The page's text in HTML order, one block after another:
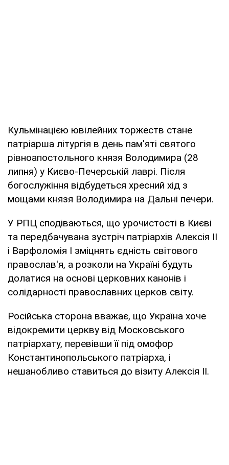
Кульмінацією ювілейних торжеств стане
патріарша літургія в день пам'яті святого
рівноапостольного князя Володимира (28
липня) у Києво-Печерській лаврі. Після
богослужіння відбудеться хресний хід з
мощами князя Володимира на Дальні печери.
У РПЦ сподіваються, що урочистості в Києві
та передбачувана зустріч патріархів Алексія II
і Варфоломія I зміцнять єдність світового
православ'я, а розколи на Україні будуть
долатися на основі церковних канонів і
солідарності православних церков світу.
Російська сторона вважає, що Україна хоче
відокремити церкву від Московського
патріархату, перевівши її під омофор
Константинопольського патріарха, і
нешанобливо ставиться до візиту Алексія II.